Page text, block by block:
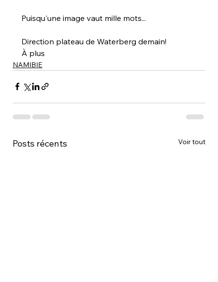
Puisqu'une image vaut mille mots...
Direction plateau de Waterberg demain!
À plus
NAMIBIE
Posts récents Voir tout